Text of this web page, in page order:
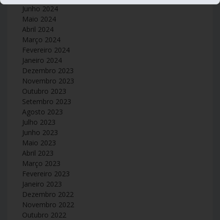
Junho 2024
Maio 2024
Abril 2024
Março 2024
Fevereiro 2024
Janeiro 2024
Dezembro 2023
Novembro 2023
Outubro 2023
Setembro 2023
Agosto 2023
Julho 2023
Junho 2023
Maio 2023
Abril 2023
Março 2023
Fevereiro 2023
Janeiro 2023
Dezembro 2022
Novembro 2022
Outubro 2022